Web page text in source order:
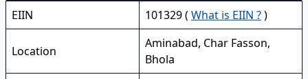
EIIN 101329 ( What is EIIN ?)
Location
Aminabad, Char Fasson,
Bhola